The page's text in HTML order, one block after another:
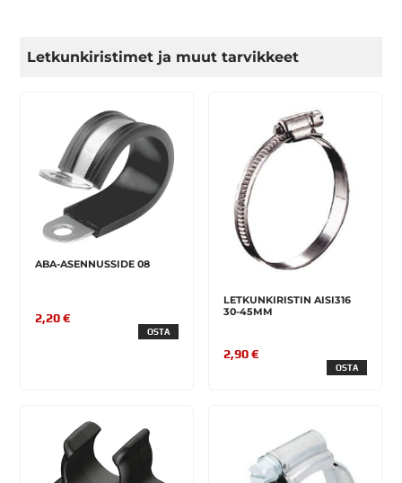
Letkunkiristimet ja muut tarvikkeet
ABA-ASENNUSSIDE 08
2,20 €
OSTA
LETKUNKIRISTIN AISI316
30-45MM
2,90 €
OSTA